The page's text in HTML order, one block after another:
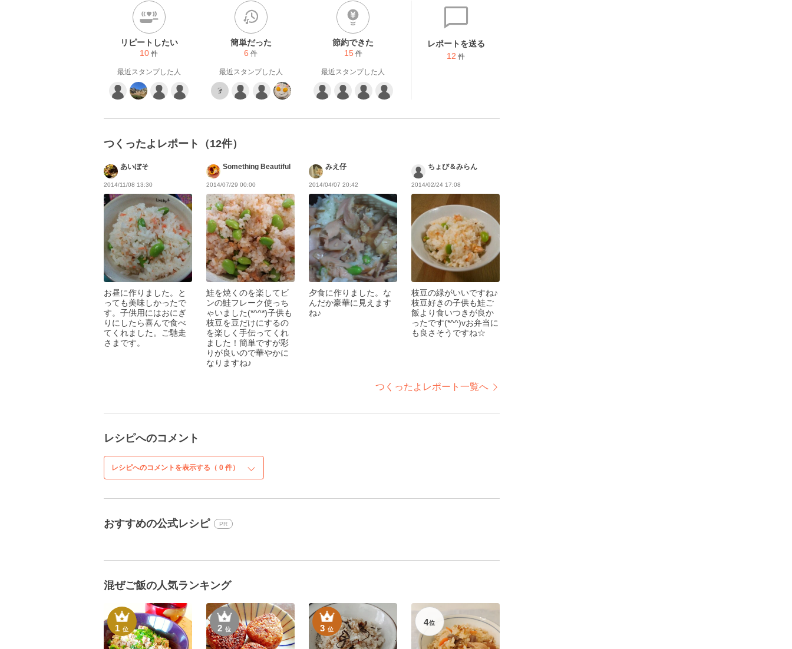
リピートしたい
10 件
最近スタンプした人
簡単だった
6 件
最近スタンプした人
節約できた
15 件
最近スタンプした人
レポートを送る
12 件
つくったよレポート（12件）
あいぼそ
2014/11/08 13:30
お昼に作りました。と
っても美味しかったで
す。子供用にはおにぎ
りにしたら喜んで食べ
てくれました。ご馳走
さまです。
Something Beautiful
2014/07/29 00:00
鮭を焼くのを楽してビ
ンの鮭フレーク使っち
ゃいました(*^^*)子供も
枝豆を豆だけにするの
を楽しく手伝ってくれ
ました！簡単ですが彩
りが良いので華やかに
なりますね♪
みえ仔
2014/04/07 20:42
夕食に作りました。な
んだか豪華に見えます
ね♪
ちょび＆みらん
2014/02/24 17:08
枝豆の緑がいいですね♪
枝豆好きの子供も鮭ご
飯より食いつきが良か
ったです(*^^)vお弁当に
も良さそうですね☆
つくったよレポート一覧へ
レシピへのコメント
レシピへのコメントを表示する（ 0 件）
おすすめの公式レシピ PR
混ぜご飯の人気ランキング
1位 2位 3位
4位